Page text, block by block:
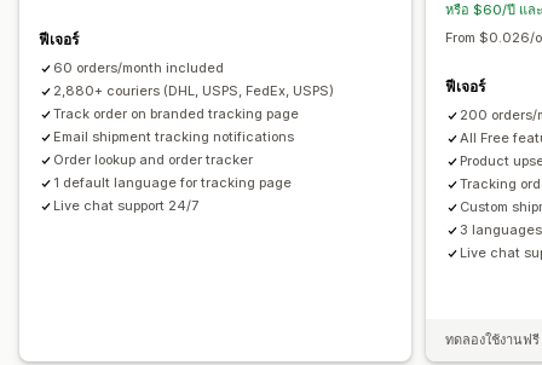
ฟีเจอร์
60 orders/month included
2,880+ couriers (DHL, USPS, FedEx, USPS)
Track order on branded tracking page
Email shipment tracking notifications
Order lookup and order tracker
1 default language for tracking page
Live chat support 24/7
หรือ $60/ปี แล
From $0.026/
ฟีเจอร์
200 orders/
All Free
Product
Tracking
Custom
3
Live chat
ทดลองใช้งานฟ